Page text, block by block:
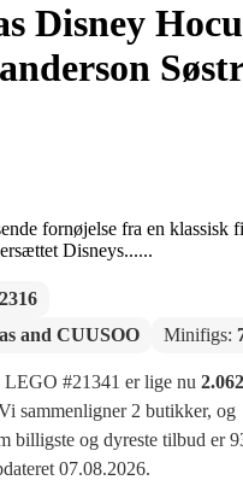
Disney
fornøjelse fra en klassisk
Disneys......
2316
and CUUSOO Minifigs:
#21341 er lige nu
sammenligner 2 butikker, og
billigste og dyreste tilbud er
07.08.2026.